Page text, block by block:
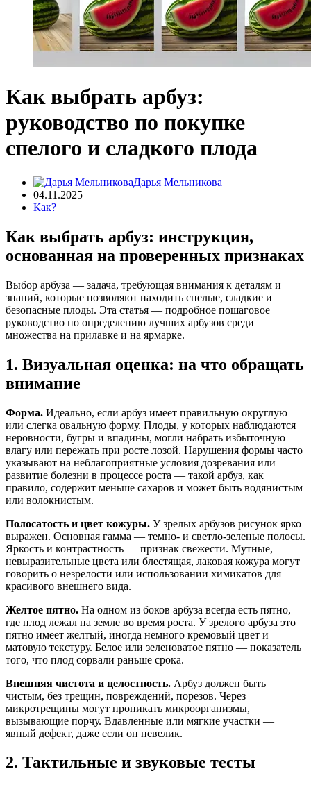
Как выбрать арбуз:
руководство по покупке
спелого и сладкого плода
Дарья Мельникова
04.11.2025
Как?
Как выбрать арбуз: инструкция,
основанная на проверенных признаках
Выбор арбуза — задача, требующая внимания к деталям и
знаний, которые позволяют находить спелые, сладкие и
безопасные плоды. Эта статья — подробное пошаговое
руководство по определению лучших арбузов среди
множества на прилавке и на ярмарке.
1. Визуальная оценка: на что обращать
внимание
Форма. Идеально, если арбуз имеет правильную округлую
или слегка овальную форму. Плоды, у которых наблюдаются
неровности, бугры и впадины, могли набрать избыточную
влагу или пережать при росте лозой. Нарушения формы часто
указывают на неблагоприятные условия дозревания или
развитие болезни в процессе роста — такой арбуз, как
правило, содержит меньше сахаров и может быть водянистым
или волокнистым.
Полосатость и цвет кожуры. У зрелых арбузов рисунок ярко
выражен. Основная гамма — темно- и светло-зеленые полосы.
Яркость и контрастность — признак свежести. Мутные,
невыразительные цвета или блестящая, лаковая кожура могут
говорить о незрелости или использовании химикатов для
красивого внешнего вида.
Желтое пятно. На одном из боков арбуза всегда есть пятно,
где плод лежал на земле во время роста. У зрелого арбуза это
пятно имеет желтый, иногда немного кремовый цвет и
матовую текстуру. Белое или зеленоватое пятно — показатель
того, что плод сорвали раньше срока.
Внешняя чистота и целостность. Арбуз должен быть
чистым, без трещин, повреждений, порезов. Через
микротрещины могут проникать микроорганизмы,
вызывающие порчу. Вдавленные или мягкие участки —
явный дефект, даже если он невелик.
2. Тактильные и звуковые тесты